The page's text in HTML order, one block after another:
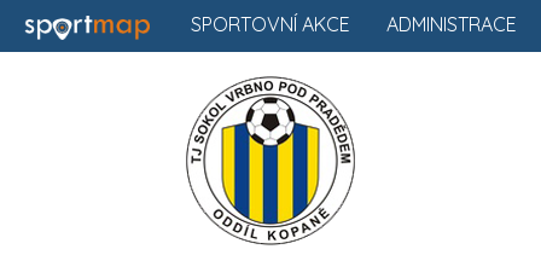
ADMINISTRACE
SPORTOVNÍ AKCE